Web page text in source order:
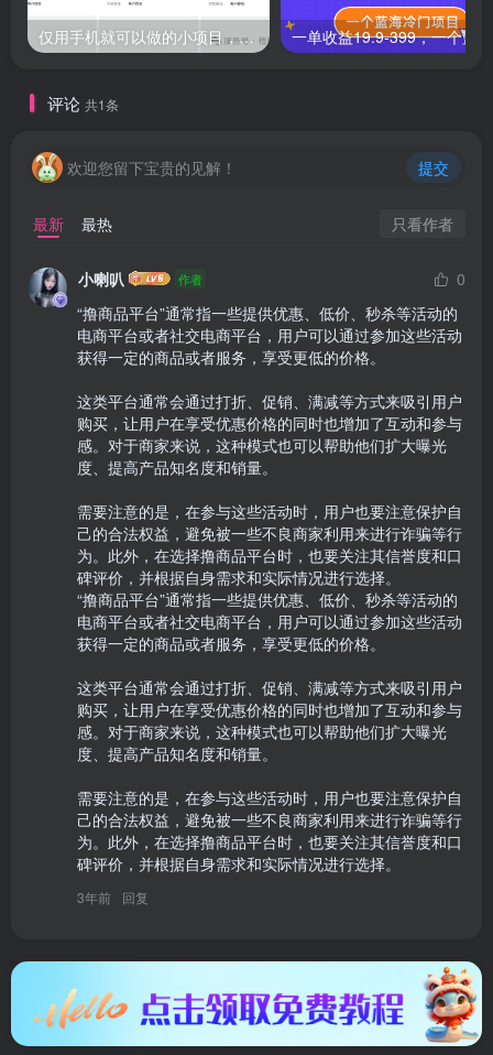
仅用手机就可以做的小项目，当天就能见钱，每天100-300
评论 共1条
欢迎您留下宝贵的见解！ 提交
最新 最热 只看作者
小喇叭 作者
0
“撸商品平台”通常指一些提供优惠、低价、秒杀等活动的
电商平台或者社交电商平台，用户可以通过参加这些活动
获得一定的商品或者服务，享受更低的价格。
这类平台通常会通过打折、促销、满减等方式来吸引用户
购买，让用户在享受优惠价格的同时也增加了互动和参与
感。对于商家来说，这种模式也可以帮助他们扩大曝光
度、提高产品知名度和销量。
需要注意的是，在参与这些活动时，用户也要注意保护自
己的合法权益，避免被一些不良商家利用来进行诈骗等行
为。此外，在选择撸商品平台时，也要关注其信誉度和口
碑评价，并根据自身需求和实际情况进行选择。
“撸商品平台”通常指一些提供优惠、低价、秒杀等活动的
电商平台或者社交电商平台，用户可以通过参加这些活动
获得一定的商品或者服务，享受更低的价格。
这类平台通常会通过打折、促销、满减等方式来吸引用户
购买，让用户在享受优惠价格的同时也增加了互动和参与
感。对于商家来说，这种模式也可以帮助他们扩大曝光
度、提高产品知名度和销量。
需要注意的是，在参与这些活动时，用户也要注意保护自
己的合法权益，避免被一些不良商家利用来进行诈骗等行
为。此外，在选择撸商品平台时，也要关注其信誉度和口
碑评价，并根据自身需求和实际情况进行选择。
3年前 回复